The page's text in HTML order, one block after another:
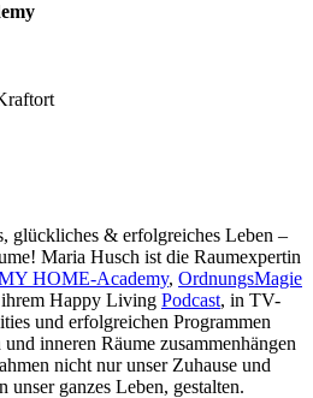
glückliches & erfolgreiches Leben –
Maria Husch ist die Raumexpertin
HOME-Academy, OrdnungsMagie
Happy Living Podcast, in TV-
und erfolgreichen Programmen
inneren Räume zusammenhängen
nicht nur unser Zuhause und
unser ganzes Leben, gestalten.